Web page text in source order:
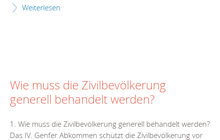
Weiterlesen
Wie muss die Zivilbevölkerung
generell behandelt werden?
1. Wie muss die Zivilbevölkerung generell behandelt werden?
Das IV. Genfer Abkommen schützt die Zivilbevölkerung vor